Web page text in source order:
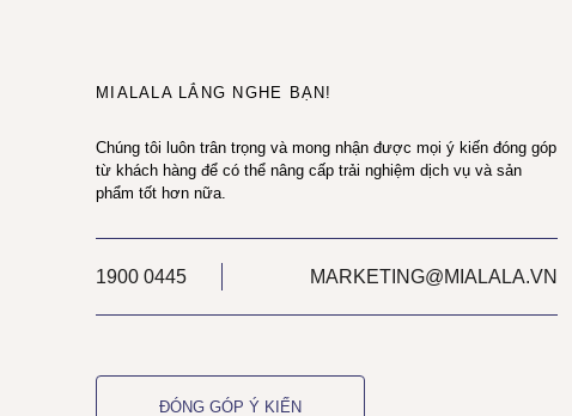
MIALALA LẮNG NGHE BẠN!
Chúng tôi luôn trân trọng và mong nhận được mọi ý kiến đóng góp
từ khách hàng để có thể nâng cấp trải nghiệm dịch vụ và sản
phẩm tốt hơn nữa.
1900 0445 MARKETING@MIALALA.VN
ĐÓNG GÓP Ý KIẾN